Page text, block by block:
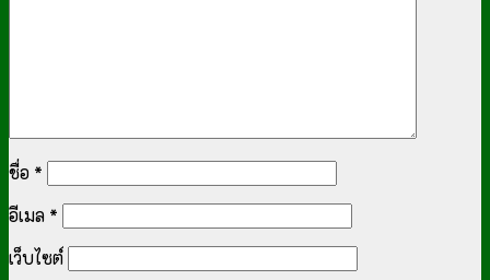
ชื่อ *
อีเมล *
เว็บไซต์